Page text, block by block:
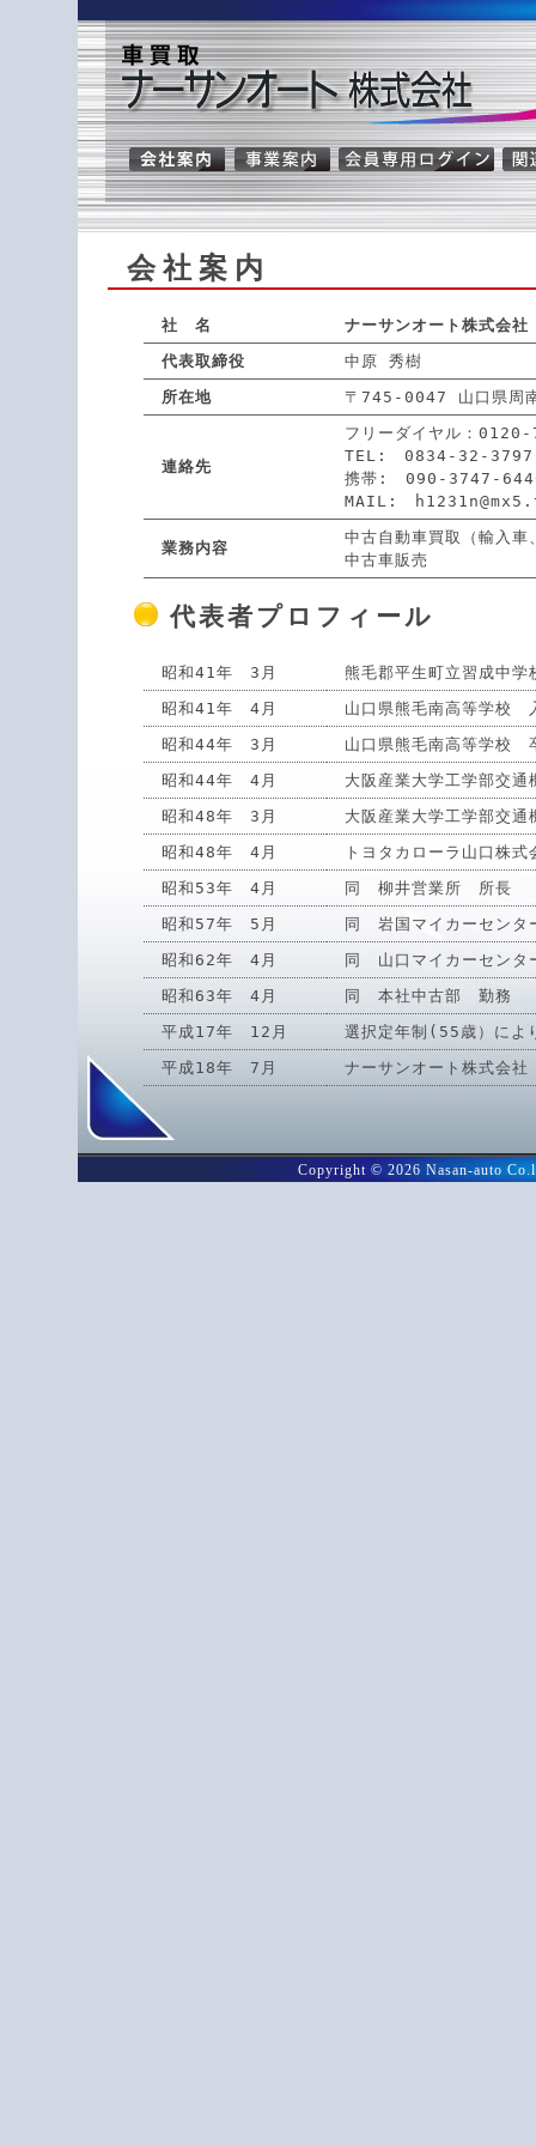
会社案内
社 名
ナーサンオート株式会社
代表取締役
中原 秀樹
所在地
〒745-0047 山口県周
連絡先
フリーダイヤル：
TEL: 0834-32-
携帯: 090-3747-
MAIL:
業務内容
中古自動車買取（輸入車
中古車販売
代表者プロフィール
昭和41年 3月
熊毛郡平生町立習成中
昭和41年 4月
山口県熊毛南高等学校
昭和44年 3月
山口県熊毛南高等学校
昭和44年 4月
大阪産業大学工学部交
昭和48年 3月
大阪産業大学工学部交
昭和48年 4月
トヨタカローラ山口株
昭和53年 4月
同 柳井営業所 所長
昭和57年 5月
同 岩国マイカーセン
昭和62年 4月
同 山口マイカーセン
昭和63年 4月
同 本社中古部 勤務
平成17年 12月
選択定年制(55歳）に
平成18年 7月
ナーサンオート株式会
Copyright © 2026 Nasan-auto